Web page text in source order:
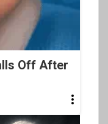
Off After